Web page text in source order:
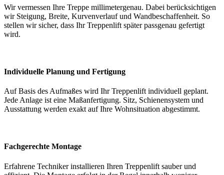
Wir vermessen Ihre Treppe millimetergenau. Dabei berücksichtigen
wir Steigung, Breite, Kurvenverlauf und Wandbeschaffenheit. So
stellen wir sicher, dass Ihr Treppenlift später passgenau gefertigt
wird.
Individuelle Planung und Fertigung
Auf Basis des Aufmaßes wird Ihr Treppenlift individuell geplant.
Jede Anlage ist eine Maßanfertigung. Sitz, Schienensystem und
Ausstattung werden exakt auf Ihre Wohnsituation abgestimmt.
Fachgerechte Montage
Erfahrene Techniker installieren Ihren Treppenlift sauber und